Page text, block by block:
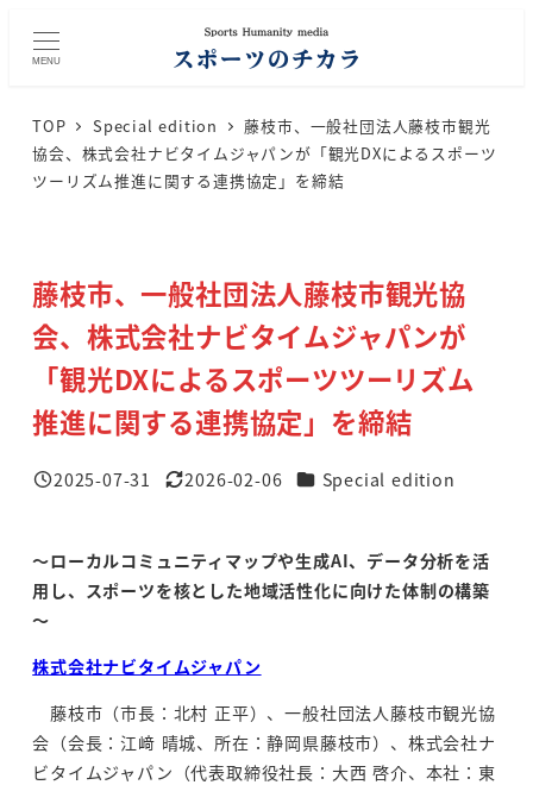
MENU
TOP Special edition
藤枝市、一般社団法人藤枝市観光
協会、株式会社ナビタイムジャパンが「観光DXによるスポーツ
ツーリズム推進に関する連携協定」を締結
藤枝市、一般社団法人藤枝市観光協
会、株式会社ナビタイムジャパンが
「観光DXによるスポーツツーリズム
推進に関する連携協定」を締結
投稿日
2025-07-31
更新日
2026-02-06 カテゴリー
Special edition
～ローカルコミュニティマップや生成AI、データ分析を活
用し、スポーツを核とした地域活性化に向けた体制の構築
～
株式会社ナビタイムジャパン
藤枝市（市長：北村 正平）、一般社団法人藤枝市観光協
会（会長：江﨑 晴城、所在：静岡県藤枝市）、株式会社ナ
ビタイムジャパン（代表取締役社長：大西 啓介、本社：東